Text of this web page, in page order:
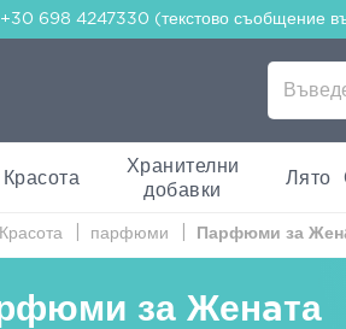
+30 698 4247330 (текстово съобщение
Красота
Хранителни
добавки
Лято
Красота парфюми Парфюми за
за Женaта